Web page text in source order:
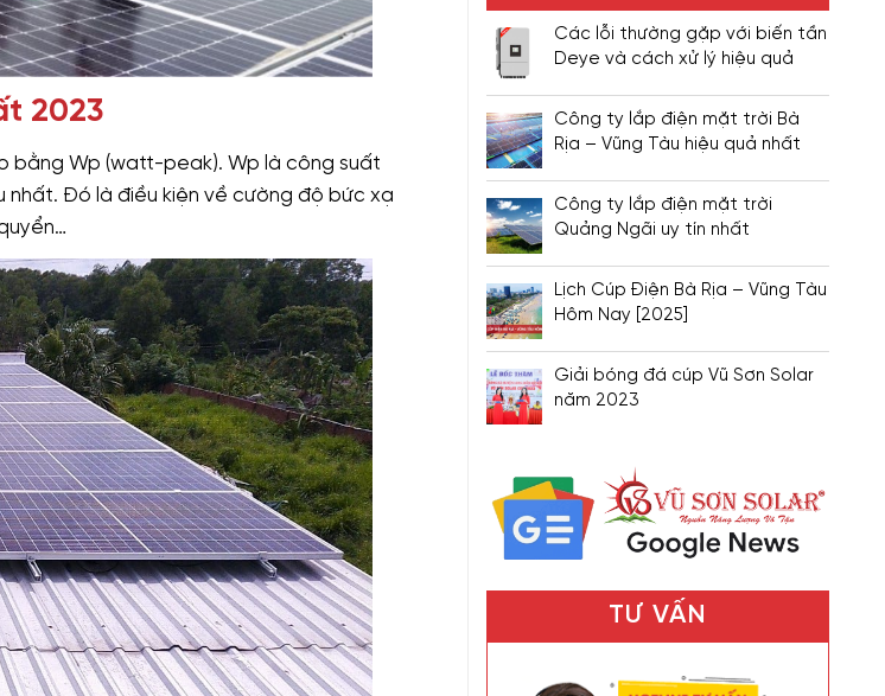
2023
bằng Wp (watt-peak). Wp là công suất
nhất. Đó là điều kiện về cường độ bức xạ
Các lỗi thường gặp với biến tần
Deye và cách xử lý hiệu quả
Công ty lắp điện mặt trời Bà
Rịa – Vũng Tàu hiệu quả nhất
Công ty lắp điện mặt trời
Quảng Ngãi uy tín nhất
Lịch Cúp Điện Bà Rịa – Vũng Tàu
Hôm Nay [2025]
Giải bóng đá cúp Vũ Sơn Solar
năm 2023
TƯ VẤN